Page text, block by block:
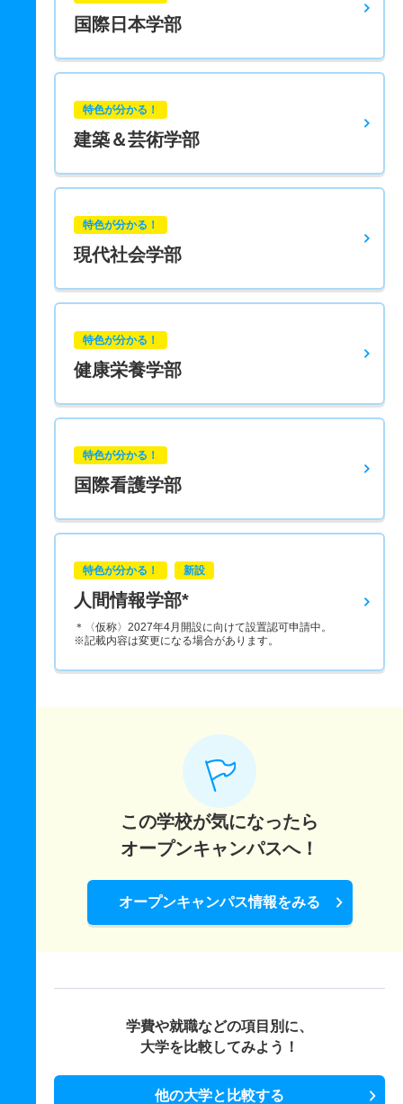
国際日本学部
特色が分かる！
建築＆芸術学部
特色が分かる！
現代社会学部
特色が分かる！
健康栄養学部
特色が分かる！
国際看護学部
特色が分かる！ 新設
人間情報学部*
＊〈仮称〉2027年4月開設に向けて設置認可申請中。
※記載内容は変更になる場合があります。
この学校が気になったら
オープンキャンパスへ！
オープンキャンパス情報をみる
学費や就職などの項目別に、
大学を比較してみよう！
他の大学と比較する